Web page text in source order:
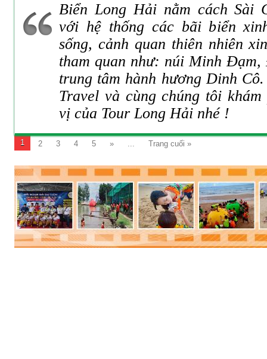
Biển Long Hải nằm cách Sài
với hệ thống các bãi biển
sống, cảnh quan thiên nhiên
tham quan như: núi Minh Đạm,
trung tâm hành hương Dinh
Travel và cùng chúng tôi
vị của Tour Long Hải nhé !
1 2 3 4 5 » ... Trang cuối »